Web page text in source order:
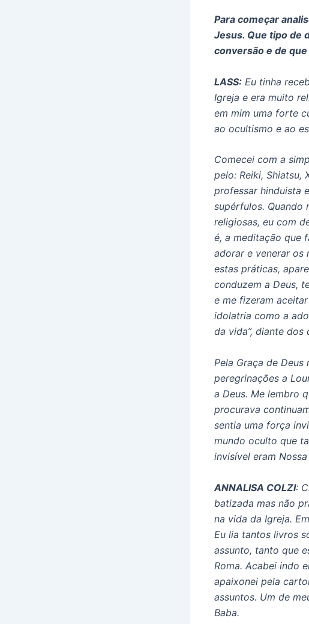
Para começar
Jesus. Que tipo de
conversão e de
LASS: Eu tinha
Igreja e era muito
em mim uma forte
ao ocultismo e ao
Comecei com a
pelo: Reiki, Shiatsu,
professar hinduista
supérfulos. Quando
religiosas, eu com
é, a meditação que
adorar e venerar os
estas práticas,
conduzem a Deus,
e me fizeram
idolatria como a
da vida”, diante
Pela Graça de
peregrinações a
a Deus. Me lembro
procurava
sentia uma força
mundo oculto que
invisível eram
ANNALISA COLZI:
batizada mas não
na vida da Igreja.
Eu lia tantos livros
assunto, tanto que
Roma. Acabei indo
apaixonei pela
assuntos. Um de
Baba.